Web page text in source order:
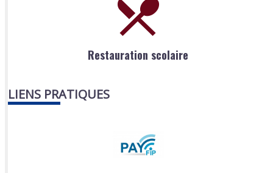
Restauration scolaire
LIENS PRATIQUES